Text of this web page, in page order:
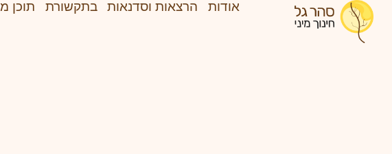
אודות הרצאות וסדנאות בתקשורת תוכן